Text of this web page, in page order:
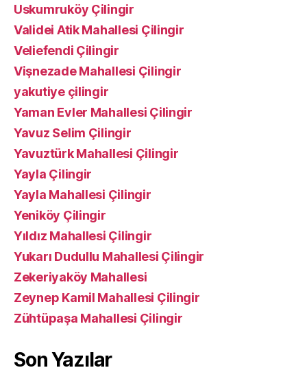
Uskumruköy Çilingir
Validei Atik Mahallesi Çilingir
Veliefendi Çilingir
Vişnezade Mahallesi Çilingir
yakutiye çilingir
Yaman Evler Mahallesi Çilingir
Yavuz Selim Çilingir
Yavuztürk Mahallesi Çilingir
Yayla Çilingir
Yayla Mahallesi Çilingir
Yeniköy Çilingir
Yıldız Mahallesi Çilingir
Yukarı Dudullu Mahallesi Çilingir
Zekeriyaköy Mahallesi
Zeynep Kamil Mahallesi Çilingir
Zühtüpaşa Mahallesi Çilingir
Son Yazılar